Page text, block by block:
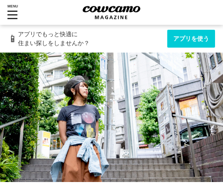
MENU
📱 アプリでもっと快適に
住まい探しをしませんか？
アプリを使う